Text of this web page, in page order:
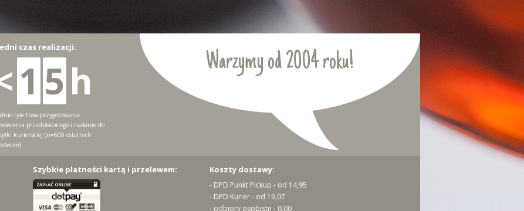
Warzymy od 2004 roku!
czas realizacji:
1 5h
tyle trwa przygotowanie
przedpłaconego i nadanie do
kurierskiej (n=600 ostatnich
Szybkie płatności kartą i przelewem: Koszty dostawy:
- DPD Punkt Pickup - od 14,95
- DPD Kurier - od 19,07
- odbiory osobiste - 0,00